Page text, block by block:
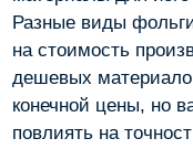
Разные виды
на стоимость
дешевых
конечной цены, но
повлиять на